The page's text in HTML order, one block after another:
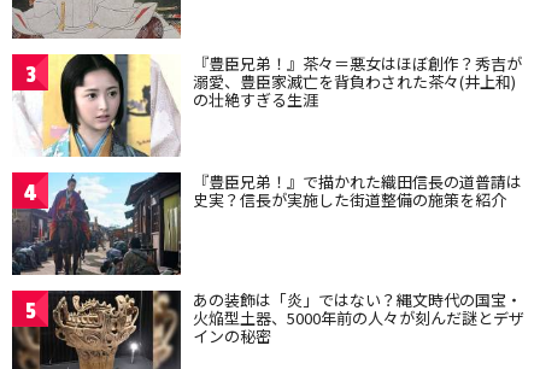
3 『豊臣兄弟！』茶々＝悪女はほぼ創作？秀吉が
溺愛、豊臣家滅亡を背負わされた茶々(井上和)
の壮絶すぎる生涯
4 『豊臣兄弟！』で描かれた織田信長の道普請は
史実？信長が実施した街道整備の施策を紹介
5 あの装飾は「炎」ではない？縄文時代の国宝・
火焔型土器、5000年前の人々が刻んだ謎とデザ
インの秘密